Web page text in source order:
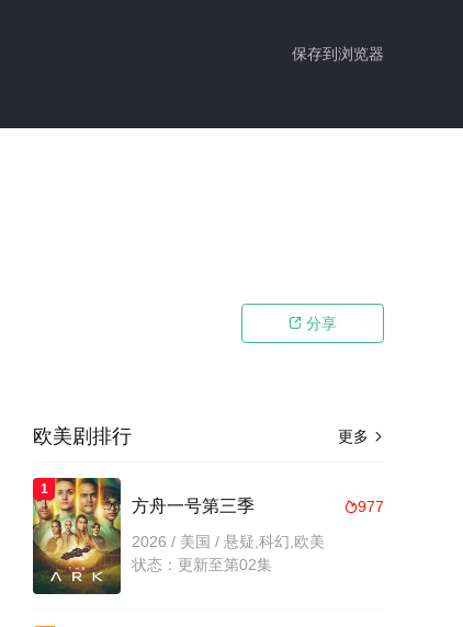
保存到浏览器
 分享
更多 
欧美剧排行
1
977
方舟一号第三季
2026 / 美国 / 悬疑,科幻,欧美
状态：更新至第02集